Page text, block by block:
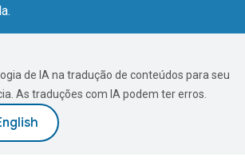
de IA na tradução de conteúdos para seu
As traduções com IA podem ter erros.